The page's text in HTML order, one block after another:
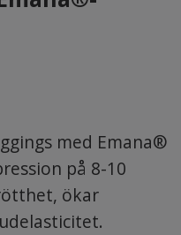
med Emana®
på 8-10
ökar